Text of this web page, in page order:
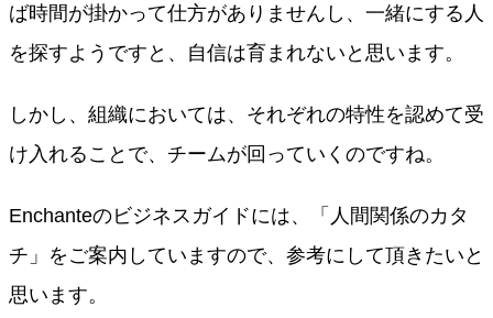
ば時間が掛かって仕方がありませんし、一緒にする人
を探すようですと、自信は育まれないと思います。
しかし、組織においては、それぞれの特性を認めて受
け入れることで、チームが回っていくのですね。
Enchanteのビジネスガイドには、「人間関係のカタ
チ」をご案内していますので、参考にして頂きたいと
思います。